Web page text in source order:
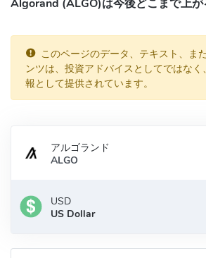
ントラクトを必要とせずに、安全かつ効率
て、簡単にカスタムトークンやNFTなどの
ます。さらに、Algorandはアップグレード
はゼロ知識証明やオラクルなどの新しい機
れました。また、2021年2月には3.0バージ
新しいプログラミング言語を使って、より
ラクトを作成できます。
Algorandの創設者は？
Algorand (ALGO)は今後どこまで上が
このページのデータ、テキスト、ま
ンツは、投資アドバイスとしてではな
報として提供されています。
アルゴランド
ALGO
USD
US Dollar